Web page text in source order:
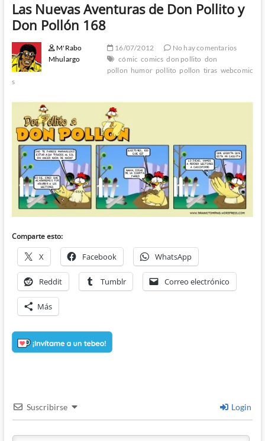
Las Nuevas Aventuras de Don Pollito y
Don Pollón 168
M'Rabo
Mhulargo
16/07/2012
No hay comentarios
cómic comics don pollito don
pollon humor pollito pollon tiras webcomic
s
Comparte esto:
X Facebook WhatsApp
Reddit Tumblr Correo electrónico
Más
Suscribirse Login